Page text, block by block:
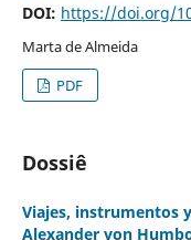
DOI: https://doi.org/
Marta de Almeida
PDF
Dossiê
Viajes, instrumentos
Alexander von